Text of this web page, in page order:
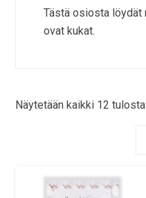
Tästä osiosta löydät
ovat kukat.
Näytetään kaikki 12 tulosta